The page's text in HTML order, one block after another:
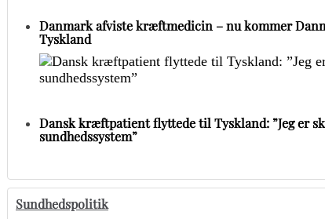
Danmark afviste kræftmedicin – nu kommer
Tyskland
Dansk kræftpatient flyttede til Tyskland: ”Jeg er
sundhedssystem”
Sundhedspolitik